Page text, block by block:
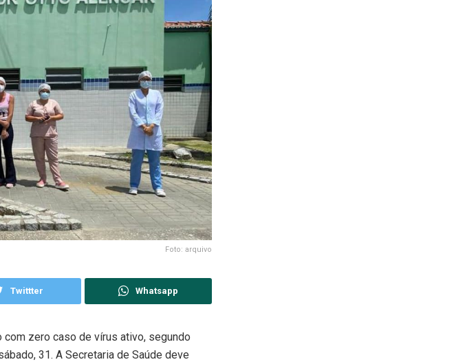
Foto: arquivo
Twittter Whatsapp
zero caso de vírus ativo, segundo
31. A Secretaria de Saúde deve